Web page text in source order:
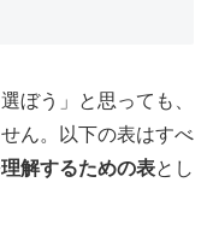
ぼう」と思っても、
ん。以下の表はすべ
解するための表とし